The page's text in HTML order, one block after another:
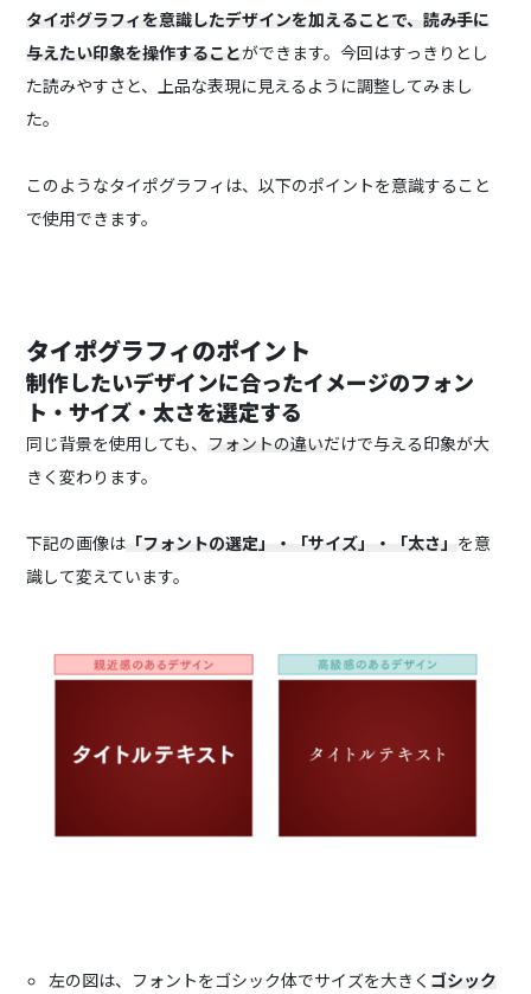
タイポグラフィを意識したデザインを加えることで、読み手に
与えたい印象を操作することができます。今回はすっきりとし
た読みやすさと、上品な表現に見えるように調整してみまし
た。
このようなタイポグラフィは、以下のポイントを意識すること
で使用できます。
タイポグラフィのポイント
制作したいデザインに合ったイメージのフォン
ト・サイズ・太さを選定する
同じ背景を使用しても、 フォントの違いだけで与える印象が大
きく変わります。
下記の画像は 「フォントの選定」・「サイズ」・「太さ」 を意
識して変えています。
左の図は、フォントをゴシック体でサイズを大きく ゴシック